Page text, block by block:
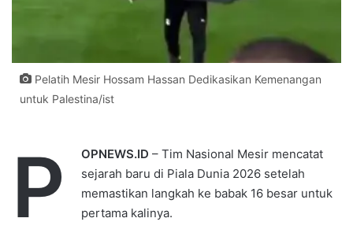
Pelatih Mesir Hossam Hassan Dedikasikan Kemenangan
untuk Palestina/ist
P OPNEWS.ID – Tim Nasional Mesir mencatat
sejarah baru di Piala Dunia 2026 setelah
memastikan langkah ke babak 16 besar untuk
pertama kalinya.